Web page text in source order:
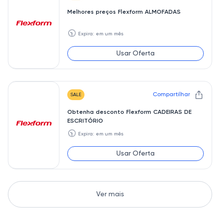
Melhores preços Flexform ALMOFADAS
🕥 Expira: em um mês
Usar Oferta
SALE Compartilhar
Obtenha desconto Flexform CADEIRAS DE
ESCRITÓRIO
🕥 Expira: em um mês
Usar Oferta
Ver mais